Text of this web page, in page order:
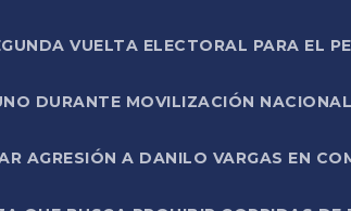
VUELTA ELECTORAL PARA EL
DURANTE MOVILIZACIÓN NACIONAL
AGRESIÓN A DANILO VARGAS EN